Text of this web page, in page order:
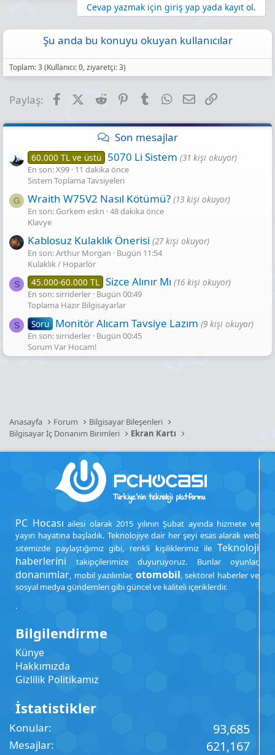
Cevap yazmak için giriş yap yada kayıt ol.
Şu anda bu konuyu okuyan kullanıcılar
Toplam: 3 (Kullanıcı: 0, ziyaretçi: 3)
Paylaş: FacebookX (Twitter)
Reddit PinterestTumblr WhatsApp
E-posta
Son mesajlar
60.000 TL ve üstü 5070 Li Sistem (31 kişi okuyor)
En son: X99 11 dakika önce
Sistem Toplama Tavsiyeleri
G Wraith W75V2 Nasıl Kötümü? (13 kişi okuyor)
En son: Gorkem eskn 48 dakika önce
Klavye
Kablosuz Kulaklık Önerisi (27 kişi okuyor)
En son: Arthur Morgan
Bugün 11:54
Kulaklık / Hoparlör
S 45.000-60.000 TL Sizce Alınır Mı (16 kişi okuyor)
En son: sirriderler Bugün 00:49
Toplama Hazır Bilgisayarlar
S Soru Monitör Alıcam Tavsiye Lazım (9 kişi okuyor)
En son: sirriderler Bugün 00:45
Sorum Var Hocam!
Anasayfa Forum
Bilgisayar Bileşenleri
Bilgisayar İç Donanım Birimleri
Ekran Kartı
PC Hocası ailesi olarak 2015 yılının Şubat ayında hizmete ve
yayın hayatına başladık. Teknolojiye dair her şeyi esas alarak web
sitemizde paylaştığımız gibi, renkli kişiliklerimiz ile Teknoloji
haberlerini takipçilerimize duyuruyoruz. Bunlar oyunlar,
donanımlar, mobil yazılımlar, otomobil, sektörel haberler ve
sosyal medya gündemleri gibi güncel ve kaliteli içeriklerdir.
.
Bilgilendirme
Künye
Hakkımızda
Gizlilik Politikamız
İstatistikler
Konular 93,685
Mesajlar 621,167